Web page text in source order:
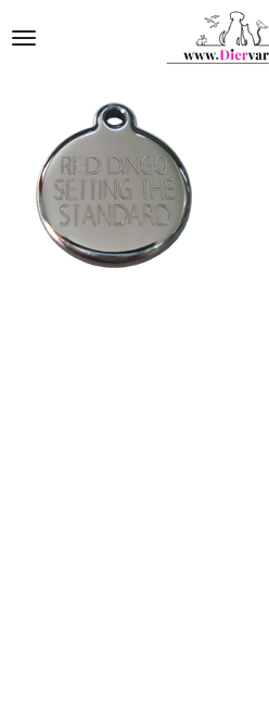
direct
hoofdinhoud